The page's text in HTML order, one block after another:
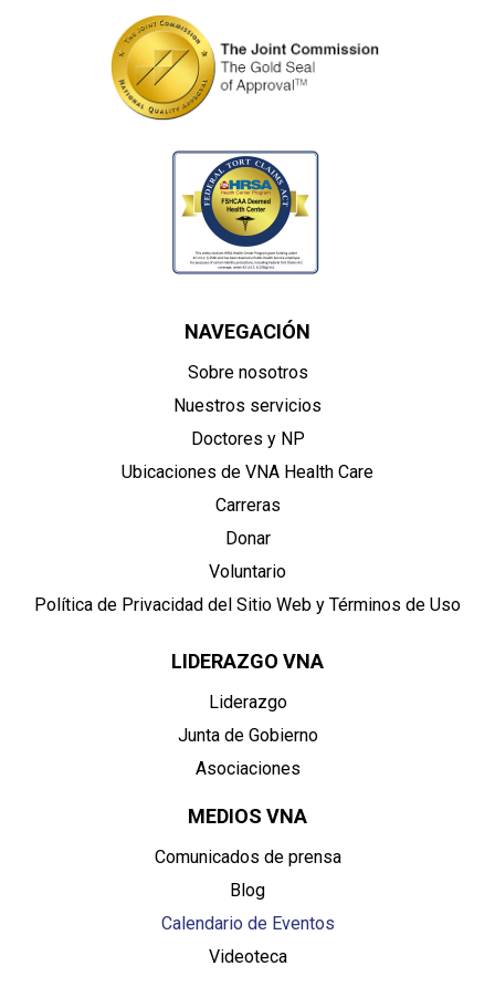
NAVEGACIÓN
Sobre nosotros
Nuestros servicios
Doctores y NP
Ubicaciones de VNA Health Care
Carreras
Donar
Voluntario
Política de Privacidad del Sitio Web y Términos de Uso
LIDERAZGO VNA
Liderazgo
Junta de Gobierno
Asociaciones
MEDIOS VNA
Comunicados de prensa
Blog
Calendario de Eventos
Videoteca